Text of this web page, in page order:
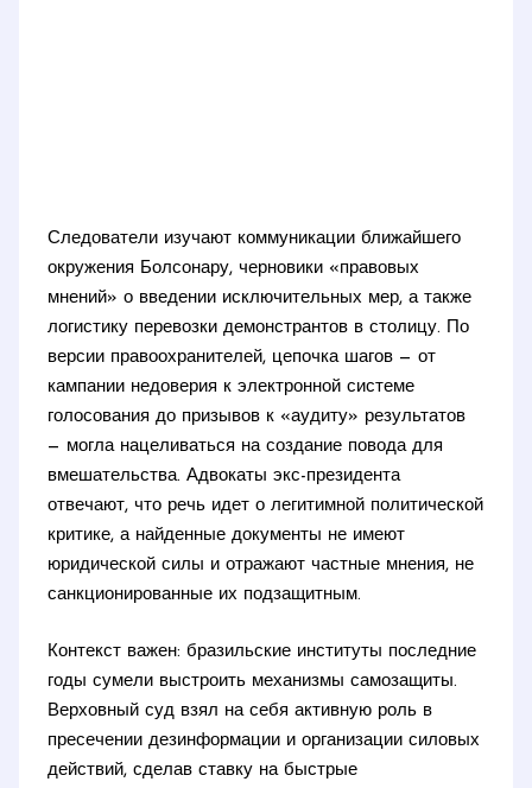
Следователи изучают коммуникации ближайшего
окружения Болсонару, черновики «правовых
мнений» о введении исключительных мер, а также
логистику перевозки демонстрантов в столицу. По
версии правоохранителей, цепочка шагов — от
кампании недоверия к электронной системе
голосования до призывов к «аудиту» результатов
— могла нацеливаться на создание повода для
вмешательства. Адвокаты экс-президента
отвечают, что речь идет о легитимной политической
критике, а найденные документы не имеют
юридической силы и отражают частные мнения, не
санкционированные их подзащитным.
Контекст важен: бразильские институты последние
годы сумели выстроить механизмы самозащиты.
Верховный суд взял на себя активную роль в
пресечении дезинформации и организации силовых
действий, сделав ставку на быстрые